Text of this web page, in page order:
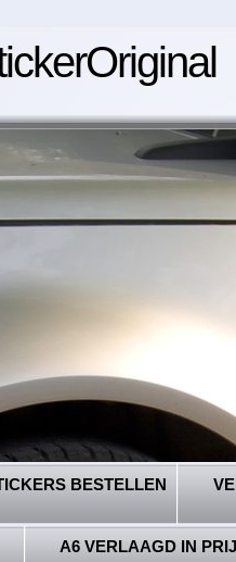
BESTELLEN
A6 VERLAAGD IN